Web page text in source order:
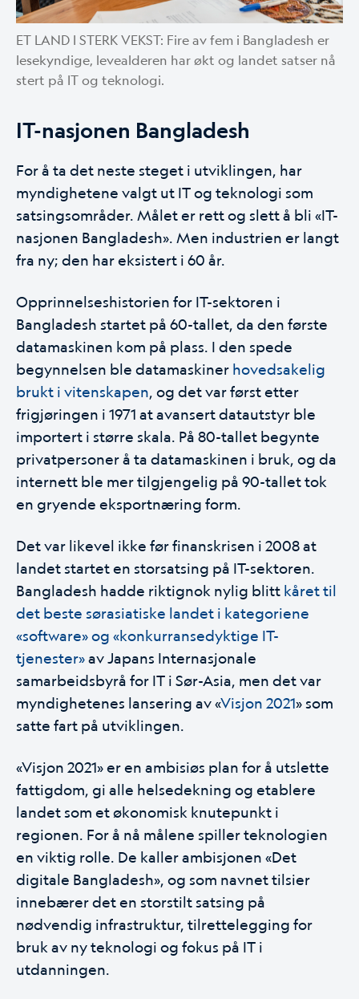
ET LAND I STERK VEKST: Fire av fem i Bangladesh er
lesekyndige, levealderen har økt og landet satser nå
stert på IT og teknologi.
IT-nasjonen Bangladesh
For å ta det neste steget i utviklingen, har
myndighetene valgt ut IT og teknologi som
satsingsområder. Målet er rett og slett å bli «IT-
nasjonen Bangladesh». Men industrien er langt
fra ny; den har eksistert i 60 år.
Opprinnelseshistorien for IT-sektoren i
Bangladesh startet på 60-tallet, da den første
datamaskinen kom på plass. I den spede
begynnelsen ble datamaskiner hovedsakelig
brukt i vitenskapen, og det var først etter
frigjøringen i 1971 at avansert datautstyr ble
importert i større skala. På 80-tallet begynte
privatpersoner å ta datamaskinen i bruk, og da
internett ble mer tilgjengelig på 90-tallet tok
en gryende eksportnæring form.
Det var likevel ikke før finanskrisen i 2008 at
landet startet en storsatsing på IT-sektoren.
Bangladesh hadde riktignok nylig blitt kåret til
det beste sørasiatiske landet i kategoriene
«software» og «konkurransedyktige IT-
tjenester»av Japans Internasjonale
samarbeidsbyrå for IT i Sør-Asia, men det var
myndighetenes lansering av «Visjon 2021» som
satte fart på utviklingen.
«Visjon 2021» er en ambisiøs plan for å utslette
fattigdom, gi alle helsedekning og etablere
landet som et økonomisk knutepunkt i
regionen. For å nå målene spiller teknologien
en viktig rolle. De kaller ambisjonen «Det
digitale Bangladesh», og som navnet tilsier
innebærer det en storstilt satsing på
nødvendig infrastruktur, tilrettelegging for
bruk av ny teknologi og fokus på IT i
utdanningen.